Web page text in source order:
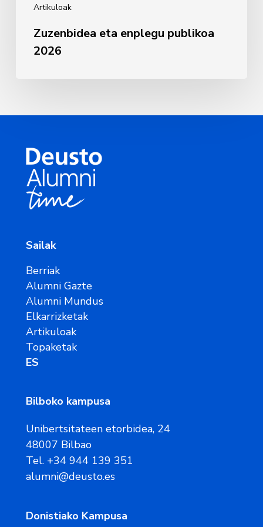
Artikuloak
Zuzenbidea eta enplegu publikoa
2026
Sailak
Berriak
Alumni Gazte
Alumni Mundus
Elkarrizketak
Artikuloak
Topaketak
ES
Bilboko kampusa
Unibertsitateen etorbidea, 24
48007 Bilbao
Tel. +34 944 139 351
alumni@deusto.es
Donistiako Kampusa